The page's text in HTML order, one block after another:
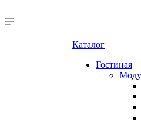
Каталог
Гостиная